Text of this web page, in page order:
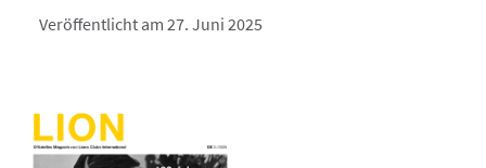
Veröffentlicht am 27. Juni 2025